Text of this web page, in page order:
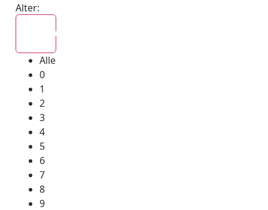
Alter:
Alle
0
1
2
3
4
5
6
7
8
9